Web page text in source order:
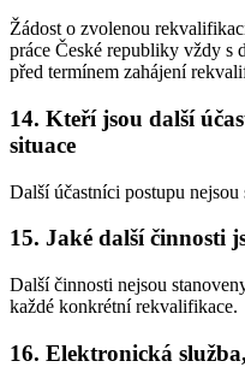
Žádost o zvolenou
práce České republiky vždy s
před termínem zahájení
14. Kteří jsou další
situace
Další účastníci postupu nejsou
15. Jaké další činnosti
Další činnosti nejsou
každé konkrétní rekvalifikace.
16. Elektronická